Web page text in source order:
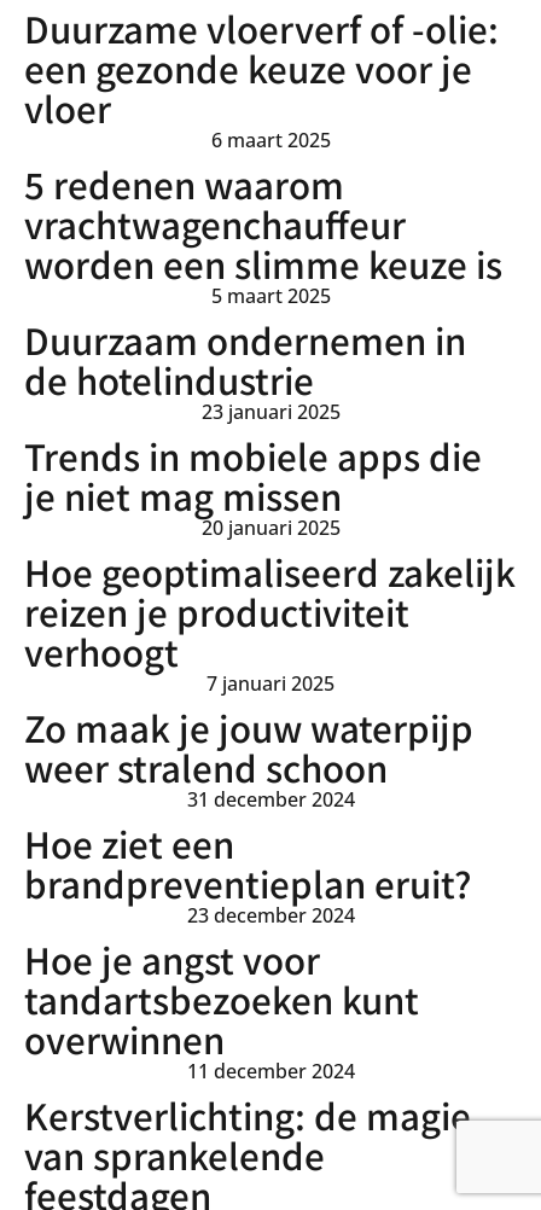
Duurzame vloerverf of -olie:
een gezonde keuze voor je
vloer
6 maart 2025
5 redenen waarom
vrachtwagenchauffeur
worden een slimme keuze is
5 maart 2025
Duurzaam ondernemen in
de hotelindustrie
23 januari 2025
Trends in mobiele apps die
je niet mag missen
20 januari 2025
Hoe geoptimaliseerd zakelijk
reizen je productiviteit
verhoogt
7 januari 2025
Zo maak je jouw waterpijp
weer stralend schoon
31 december 2024
Hoe ziet een
brandpreventieplan eruit?
23 december 2024
Hoe je angst voor
tandartsbezoeken kunt
overwinnen
11 december 2024
Kerstverlichting: de magie
van sprankelende
feestdagen